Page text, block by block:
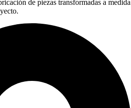
de piezas transformadas a medida